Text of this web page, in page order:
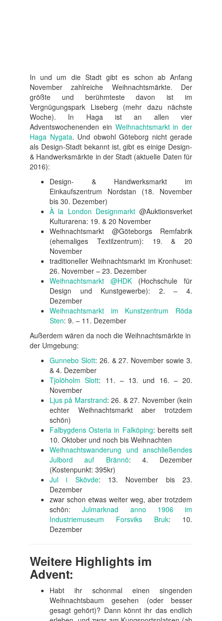
In und um die Stadt gibt es schon ab Anfang
November zahlreiche Weihnachtsmärkte. Der
größte und berühmteste davon ist im
Vergnügungspark Liseberg (mehr dazu nächste
Woche). In Haga ist an allen vier
Adventswochenenden ein Weihnachtsmarkt in der
Haga Nygata. Und obwohl Göteborg nicht gerade
als Design-Stadt bekannt ist, gibt es einige Design-
& Handwerksmärkte in der Stadt (aktuelle Daten für
2016):
Design- & Handwerksmarkt im
Einkaufszentrum Nordstan (18. November
bis 30. Dezember)
À la London Designmarkt@Auktionsverket
Kulturarena: 19. & 20 November
Weihnachtsmarkt @Göteborgs Remfabrik
(ehemaliges Textilzentrum): 19. & 20
November
traditioneller Weihnachtsmarkt im Kronhuset:
26. November – 23. Dezember
Weihnachtsmarkt @HDK (Hochschule für
Design und Kunstgewerbe): 2. – 4.
Dezember
Weihnachtsmarkt im Kunstzentrum Röda
Sten: 9. – 11. Dezember
Außerdem wären da noch die Weihnachtsmärkte in
der Umgebung:
Gunnebo Slott: 26. & 27. November sowie 3.
& 4. Dezember
Tjolöholm Slott: 11. – 13. und 16. – 20.
November
Ljus på Marstrand: 26. & 27. November (kein
echter Weihnachtsmarkt aber trotzdem
schön)
Falbygdens Osteria in Falköping: bereits seit
10. Oktober und noch bis Weihnachten
Weihnachtswanderung und anschließendes
Julbord auf Brännö: 4. Dezember
(Kostenpunkt: 395kr)
Jul i Skövde: 13. November bis 23.
Dezember
zwar schon etwas weiter weg, aber trotzdem
schön:Julmarknad anno 1906 im
Industriemuseum Forsviks Bruk: 10.
Dezember
Weitere Highlights im
Advent:
Habt ihr schonmal einen singenden
Weihnachtsbaum gesehen (oder besser
gesagt gehört)? Dann könnt ihr das endlich